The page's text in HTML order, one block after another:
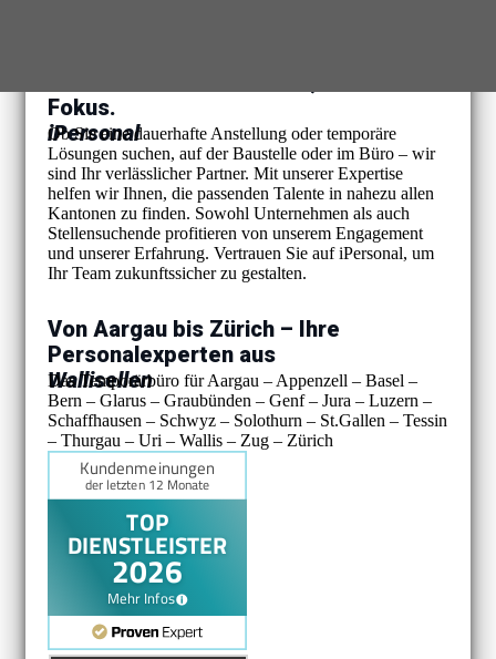
Fokus.
iPersonal
Ob Sie eine dauerhafte Anstellung oder temporäre
Lösungen suchen, auf der Baustelle oder im Büro – wir
sind Ihr verlässlicher Partner. Mit unserer Expertise
helfen wir Ihnen, die passenden Talente in nahezu allen
Kantonen zu finden. Sowohl Unternehmen als auch
Stellensuchende profitieren von unserem Engagement
und unserer Erfahrung. Vertrauen Sie auf iPersonal, um
Ihr Team zukunftssicher zu gestalten.
Von Aargau bis Zürich – Ihre
Personalexperten aus
Wallisellen
Das Temporärbüro für Aargau – Appenzell – Basel –
Bern – Glarus – Graubünden – Genf – Jura – Luzern –
Schaffhausen – Schwyz – Solothurn – St.Gallen – Tessin
– Thurgau – Uri – Wallis – Zug – Zürich